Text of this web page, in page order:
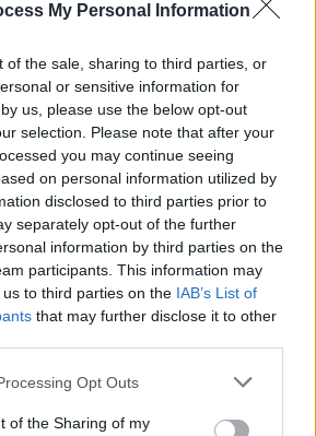
My Personal Information
of the sale, sharing to third parties, or
or sensitive information for
us, please use the below opt-out
selection. Please note that after your
you may continue seeing
on personal information utilized by
disclosed to third parties prior to
separately opt-out of the further
information by third parties on the
participants. This information may
to third parties on the IAB’s List of
that may further disclose it to other
website/app uses one or more Google
or usage behaviour. You may click to
Opt Outs
of the Sharing of my
Zomboris fellépésünk után, és
mondta, bármelyik énekes
mellettem. Ami persze nem
dalszerzőnek és a közepesnél
érzem magam.